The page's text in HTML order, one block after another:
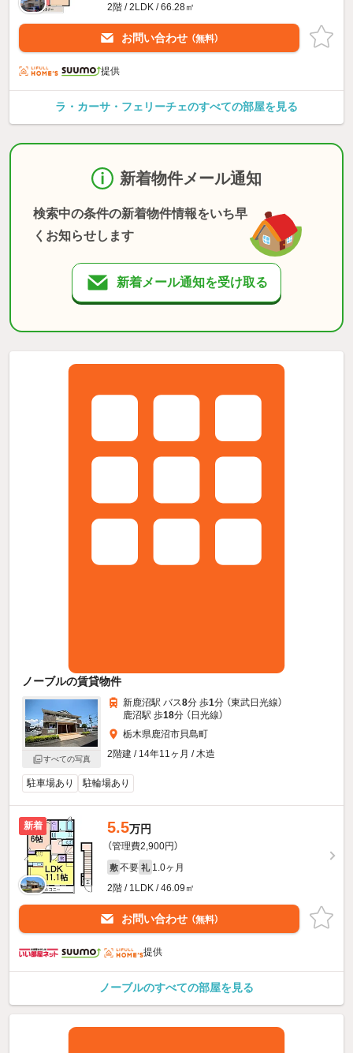
2階 / 2LDK / 66.28㎡
お問い合わせ （無料）
提供
ラ・カーサ・フェリーチェのすべての部屋を見る
新着物件メール通知
検索中の条件の新着物件情報をいち早
くお知らせします
新着メール通知を受け取る
ノーブルの賃貸物件
すべての写真
新鹿沼駅 バス8分 歩1分 （東武日光線）
鹿沼駅 歩18分 （日光線）
栃木県鹿沼市貝島町
2階建 / 14年11ヶ月 / 木造
駐車場あり 駐輪場あり
新着 5.5万円
（管理費2,900円）
敷 不要 礼 1.0ヶ月
2階 / 1LDK / 46.09㎡
お問い合わせ （無料）
提供
ノーブルのすべての部屋を見る